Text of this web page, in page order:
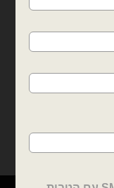
מיילר 26׳ לב ענק מכל הלב
לבבות אדומים
המלאי אזל
אותי לרשימת
רמת
אשדוד, יבנה,